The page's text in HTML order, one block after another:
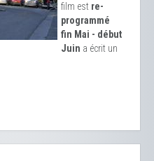
film est re-
programmé
fin Mai - début
Juin a écrit un